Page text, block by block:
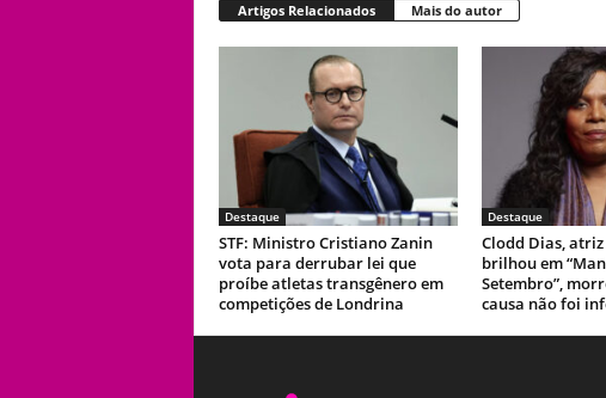
Artigos Relacionados Mais do autor
Destaque
STF: Ministro Cristiano Zanin
vota para derrubar lei que
proíbe atletas transgênero em
competições de Londrina
Destaque
Clodd Dias,
brilhou em
Setembro”,
causa não foi